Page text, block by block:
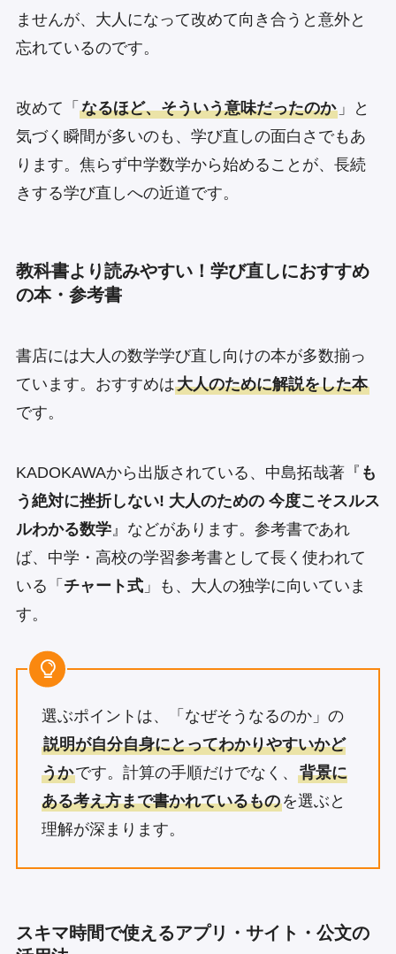
ませんが、大人になって改めて向き合うと意外と
忘れているのです。
改めて「 なるほど、そういう意味だったのか」と
気づく瞬間が多いのも、学び直しの面白さでもあ
ります。焦らず中学数学から始めることが、長続
きする学び直しへの近道です。
教科書より読みやすい！学び直しにおすすめ
の本・参考書
書店には大人の数学学び直し向けの本が多数揃っ
ています。おすすめは大人のために解説をした本
です。
KADOKAWAから出版されている、中島拓哉著『 も
う絶対に挫折しない! 大人のための 今度こそスルス
ルわかる数学』などがあります。参考書であれ
ば、中学・高校の学習参考書として長く使われて
いる「 チャート式」も、大人の独学に向いていま
す。
選ぶポイントは、「なぜそうなるのか」の
説明が自分自身にとってわかりやすいかど
うかです。計算の手順だけでなく、 背景に
ある考え方まで書かれているものを選ぶと
理解が深まります。
スキマ時間で使えるアプリ・サイト・公文の